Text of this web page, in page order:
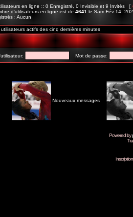
en ligne :: 0 Enregistré, 0 Invisible et 9 Invités [
d'utilisateurs en ligne est de4641le Sam Fév 14,
: Aucun
actifs des cinq dernières minutes
Mot de passe:
Nouveaux messages
Powered by